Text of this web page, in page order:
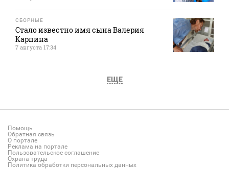
СБОРНЫЕ
Стало известно имя сына Валерия
Карпина
7 августа 17:34
ЕЩЕ
Помощь
Обратная связь
О портале
Реклама на портале
Пользовательское соглашение
Охрана труда
Политика обработки персональных данных